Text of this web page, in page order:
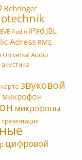
Behringer
EVE Audio iPad JBL
Adress RME
Universal Audio
акустика
звуковой
микрофон
микрофоны
презентация
цифровой